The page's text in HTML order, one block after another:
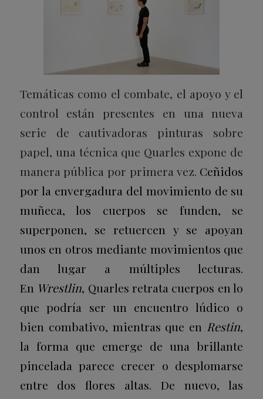
Temáticas como el combate, el apoyo y el
control están presentes en una nueva
serie de cautivadoras pinturas sobre
papel, una técnica que Quarles expone de
manera pública por primera vez. Ceñidos
por la envergadura del movimiento de su
muñeca, los cuerpos se funden, se
superponen, se retuercen y se apoyan
unos en otros mediante movimientos que
dan lugar a múltiples lecturas.
En Wrestlin, Quarles retrata cuerpos en lo
que podría ser un encuentro lúdico o
bien combativo, mientras que en Restin,
la forma que emerge de una brillante
pincelada parece crecer o desplomarse
entre dos flores altas. De nuevo, las